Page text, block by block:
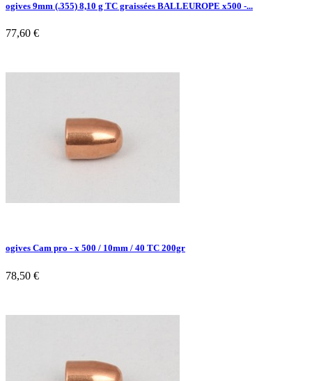
ogives 9mm (.355) 8,10 g TC graissées BALLEUROPE x500 -...
77,60 €
ogives Cam pro - x 500 / 10mm / 40 TC 200gr
78,50 €